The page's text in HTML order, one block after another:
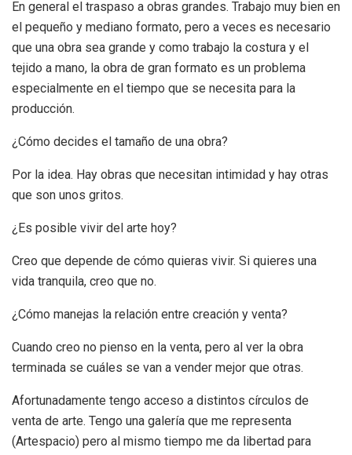
En general el traspaso a obras grandes. Trabajo muy bien en
el pequeño y mediano formato, pero a veces es necesario
que una obra sea grande y como trabajo la costura y el
tejido a mano, la obra de gran formato es un problema
especialmente en el tiempo que se necesita para la
producción.
¿Cómo decides el tamaño de una obra?
Por la idea. Hay obras que necesitan intimidad y hay otras
que son unos gritos.
¿Es posible vivir del arte hoy?
Creo que depende de cómo quieras vivir. Si quieres una
vida tranquila, creo que no.
¿Cómo manejas la relación entre creación y venta?
Cuando creo no pienso en la venta, pero al ver la obra
terminada se cuáles se van a vender mejor que otras.
Afortunadamente tengo acceso a distintos círculos de
venta de arte. Tengo una galería que me representa
(Artespacio) pero al mismo tiempo me da libertad para